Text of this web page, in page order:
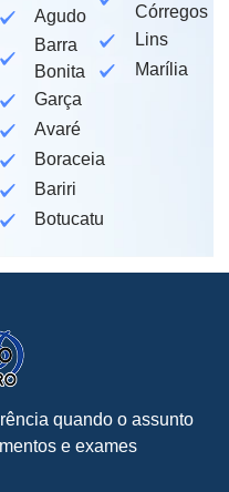
Agudo
Barra
Bonita
Córregos
Lins
Marília
Garça
Avaré
Boraceia
Bariri
Botucatu
quando o assunto
e exames